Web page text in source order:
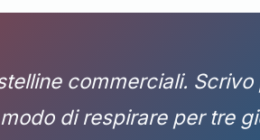
commerciali. Scrivo
di respirare per tre